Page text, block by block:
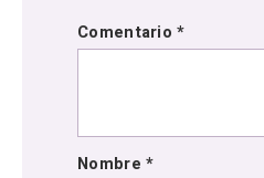
Comentario*
Nombre*